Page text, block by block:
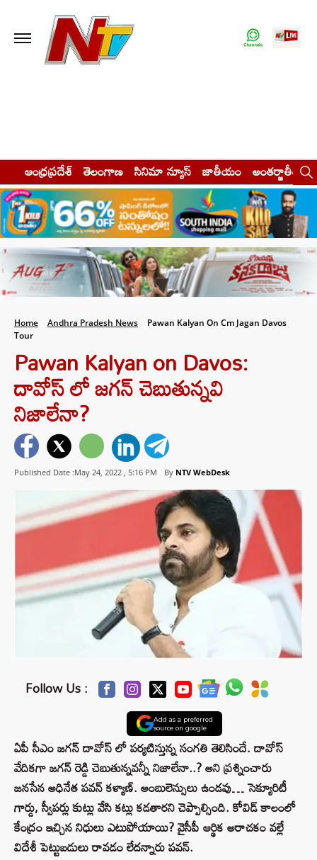
ఆంధ్రప్రదేశ్ తెలంగాణ సినిమా న్యూస్ జాతీయం అంతర్జాతీయం
Home Andhra Pradesh News
Pawan Kalyan On Cm Jagan Davos
Tour
Pawan Kalyan on Davos:
దావోస్ లో జగన్ చెబుతున్నవి
నిజాలేనా?
Published Date :May 24, 2022 , 5:16 PM By NTV WebDesk
Follow Us :
Add as a preferred
source on google
ఏపీ సీఎం జగన్ దావోస్ లో పర్యటిస్తున్న సంగతి తెలిసిందే. దావోస్
వేదికగా జగన్ రెడ్డి చెబుతున్నవన్నీ నిజాలేనా..? అని ప్రశ్నించారు
జనసేన అధినేత పవన్ కళ్యాణ్. అంబులెన్సులు ఉండవు… సెక్యూరిటీ
గార్డు, స్వీపర్లు కుట్లు వేసి కట్లు కడతారని చెప్పాల్సింది. కోవిడ్ కాలంలో
కేంద్రం ఇచ్చిన నిధులు ఎటుపోయాయి? వైసీపీ ఆర్థిక అరాచకం వల్లే
విదేశీ పెట్టుబడులు రావడం లేదన్నారు పవన్.